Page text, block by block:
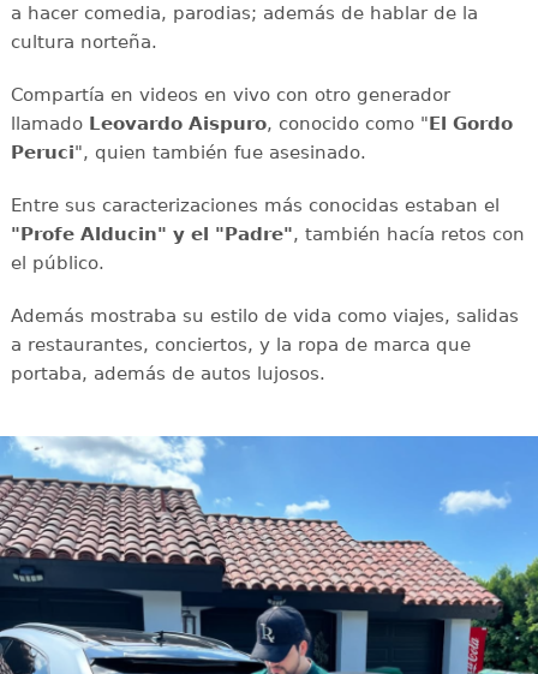
a hacer comedia, parodias; además de hablar de la
cultura norteña.
Compartía en videos en vivo con otro generador
llamadoLeovardo Aispuro, conocido como "El Gordo
Peruci", quien también fue asesinado.
Entre sus caracterizaciones más conocidas estaban el
"Profe Alducin" y el "Padre", también hacía retos con
el público.
Además mostraba su estilo de vida como viajes, salidas
a restaurantes, conciertos, y la ropa de marca que
portaba, además de autos lujosos.